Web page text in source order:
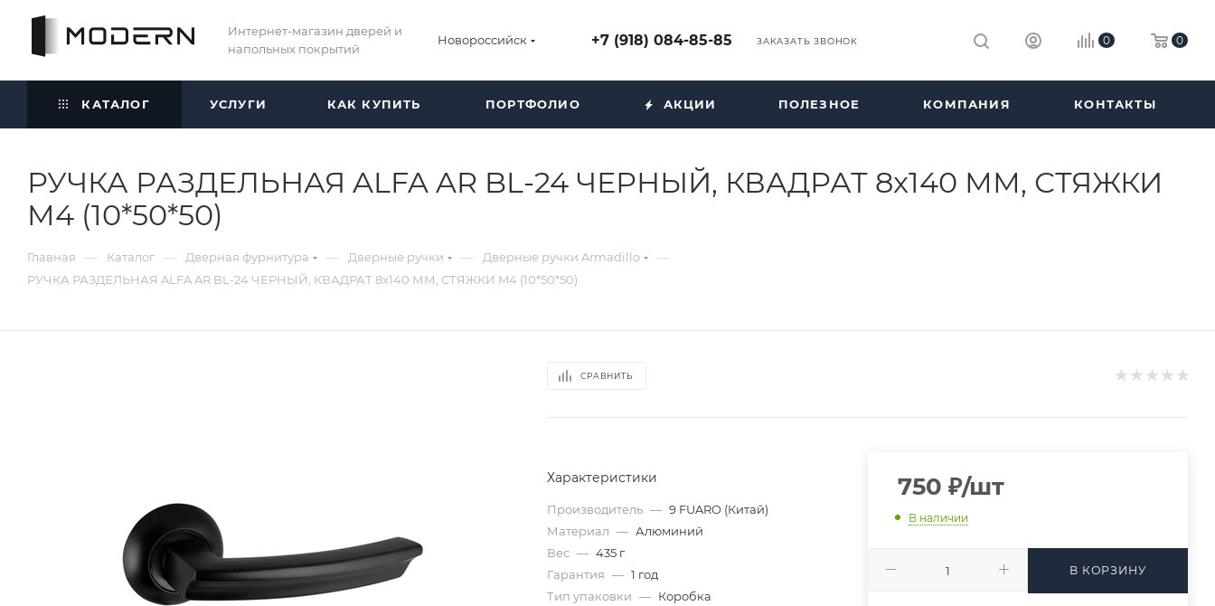
Интернет-магазин дверей и
напольных покрытий
Новороссийск +7 (918) 084-85-85 ЗАКАЗАТЬ ЗВОНОК 0 0
КАТАЛОГ УСЛУГИ КАК КУПИТЬ ПОРТФОЛИО АКЦИИ ПОЛЕЗНОЕ КОМПАНИЯ КОНТАКТЫ
РУЧКА РАЗДЕЛЬНАЯ ALFA AR BL-24 ЧЕРНЫЙ, КВАДРАТ 8x140 ММ, СТЯЖКИ
M4 (10*50*50)
Главная — Каталог — Дверная фурнитура — Дверные ручки — Дверные ручки Armadillo —
РУЧКА РАЗДЕЛЬНАЯ ALFA AR BL-24 ЧЕРНЫЙ, КВАДРАТ 8x140 ММ, СТЯЖКИ M4 (10*50*50)
СРАВНИТЬ
Характеристики
Производитель — 9 FUARO (Китай)
Материал — Алюминий
Вес — 435 г
Гарантия — 1 год
Тип упаковки — Коробка
750 ₽/шт
В наличии
В КОРЗИНУ